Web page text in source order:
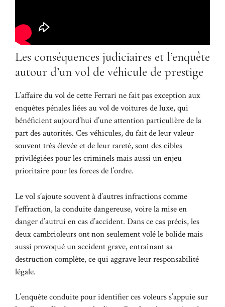
Les conséquences judiciaires et l’enquête
autour d’un vol de véhicule de prestige
L’affaire du vol de cette Ferrari ne fait pas exception aux
enquêtes pénales liées au vol de voitures de luxe, qui
bénéficient aujourd’hui d’une attention particulière de la
part des autorités. Ces véhicules, du fait de leur valeur
souvent très élevée et de leur rareté, sont des cibles
privilégiées pour les criminels mais aussi un enjeu
prioritaire pour les forces de l’ordre.
Le vol s’ajoute souvent à d’autres infractions comme
l’effraction, la conduite dangereuse, voire la mise en
danger d’autrui en cas d’accident. Dans ce cas précis, les
deux cambrioleurs ont non seulement volé le bolide mais
aussi provoqué un accident grave, entraînant sa
destruction complète, ce qui aggrave leur responsabilité
légale.
L’enquête conduite pour identifier ces voleurs s’appuie sur